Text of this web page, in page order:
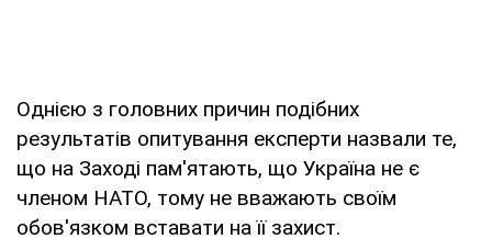
Однією з головних причин подібних
результатів опитування експерти назвали те,
що на Заході пам'ятають, що Україна не є
членом НАТО, тому не вважають своїм
обов'язком вставати на її захист.